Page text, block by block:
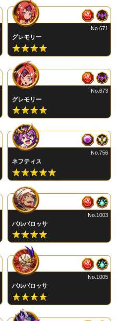
グレモリー
No.671
グレモリー
No.673
ネフティス
No.756
バルバロッサ
No.1003
バルバロッサ
No.1005